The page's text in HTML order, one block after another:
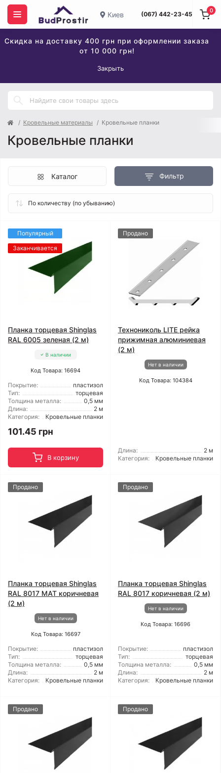
Киев (067) 442-23-45
Скидка на доставку 400 грн при оформлении заказа
от 10 000 грн!
Закрыть
0
Кровельные материалы Кровельные планки
Кровельные планки
Фильтр
Каталог
Популярный
Заканчивается
Планка торцевая Shinglas
RAL 6005 зеленая (2 м)
В наличии
Код Товара: 16694
Покрытие:
пластизол
Тип:
торцевая
Толщина металла:
0,5 мм
Длина:
2 м
Категория:
Кровельные планки
101.45 грн
В корзину
Продано
Технониколь LITE рейка
прижимная алюминиевая
(2 м)
Нет в наличии
Код Товара: 104384
Длина:
2 м
Категория:
Кровельные планки
Продано
Планка торцевая Shinglas
RAL 8017 МАТ коричневая
(2 м)
Нет в наличии
Код Товара: 16697
Покрытие:
пластизол
Тип:
торцевая
Толщина металла:
0,5 мм
Длина:
2 м
Категория:
Кровельные планки
Продано
Планка торцевая Shinglas
RAL 8017 коричневая (2 м)
Нет в наличии
Код Товара: 16696
Покрытие:
пластизол
Тип:
торцевая
Толщина металла:
0,5 мм
Длина:
2 м
Категория:
Кровельные планки
Продано Продано